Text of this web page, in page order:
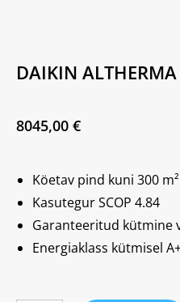
DAIKIN
8045,00 €
Köetav pind kuni 300 m²
Kasutegur SCOP 4.84
Garanteeritud kütmine
Energiaklass kütmisel